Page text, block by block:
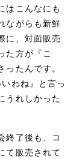
はこんなにも
ながらも新鮮
に、対面販売
た方が『こ
たんです。
わね』と言っ
うれしかった
終了後も、コ
て販売されて